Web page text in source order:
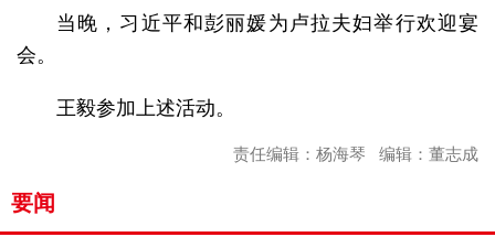
当晚，习近平和彭丽媛为卢拉夫妇举行欢迎宴
会。
王毅参加上述活动。
责任编辑：杨海琴 编辑：董志成
要闻